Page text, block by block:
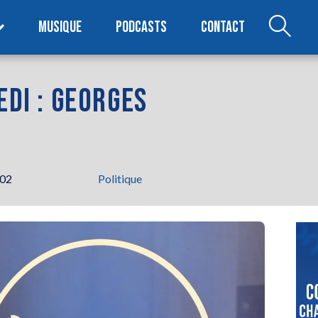
MUSIQUE PODCASTS CONTACT
: GEORGES
Politique